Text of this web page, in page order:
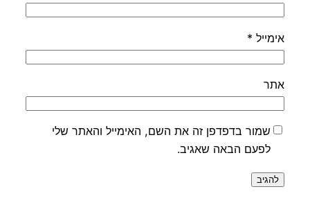
אימייל *
אתר
שמור בדפדפן זה את השם, האימייל והאתר שלי
לפעם הבאה שאגיב.